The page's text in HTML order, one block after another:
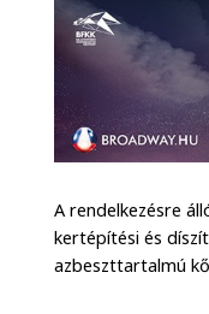
A rendelkezésre
kertépítési és
azbeszttartalmú